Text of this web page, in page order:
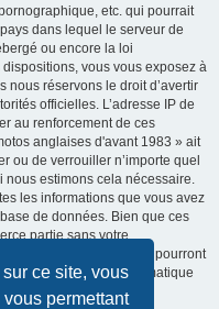
ce site, vous
permettant
etc. qui pourrait
dans lequel le serveur de
ou encore la loi
vous vous exposez à
nous réservons le droit d’avertir
officielles. L’adresse IP de
au renforcement de ces
anglaises d'avant 1983 » ait
ou de verrouiller n’importe quel
nous estimons cela nécessaire.
les informations que vous avez
de données. Bien que ces
partie sans votre
1983 », ni phpBB, ne pourront
de piratage informatique